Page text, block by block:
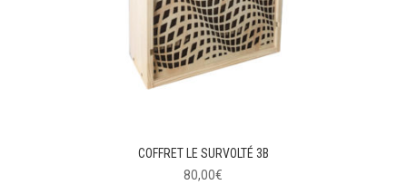
COFFRET LE SURVOLTÉ 3B
80,00€